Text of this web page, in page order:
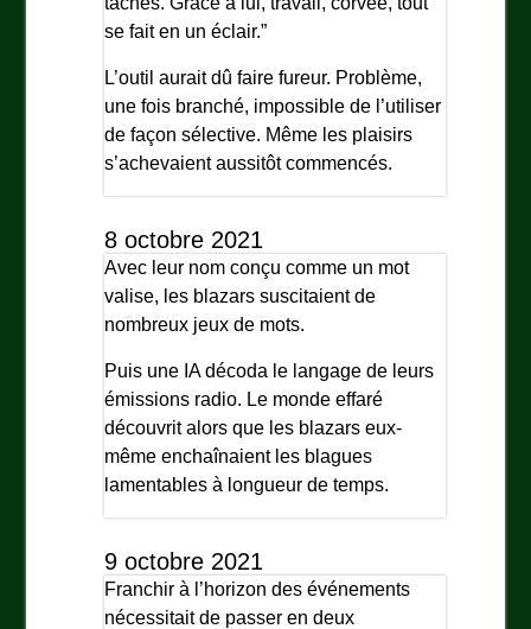
se fait en un éclair.”
L’outil aurait dû faire fureur. Problème,
une fois branché, impossible de l’utiliser
de façon sélective. Même les plaisirs
s’achevaient aussitôt commencés.
8 octobre 2021
Avec leur nom conçu comme un mot
valise, les blazars suscitaient de
nombreux jeux de mots.
Puis une IA décoda le langage de leurs
émissions radio. Le monde effaré
découvrit alors que les blazars eux-
même enchaînaient les blagues
lamentables à longueur de temps.
9 octobre 2021
Franchir à l’horizon des événements
nécessitait de passer en deux